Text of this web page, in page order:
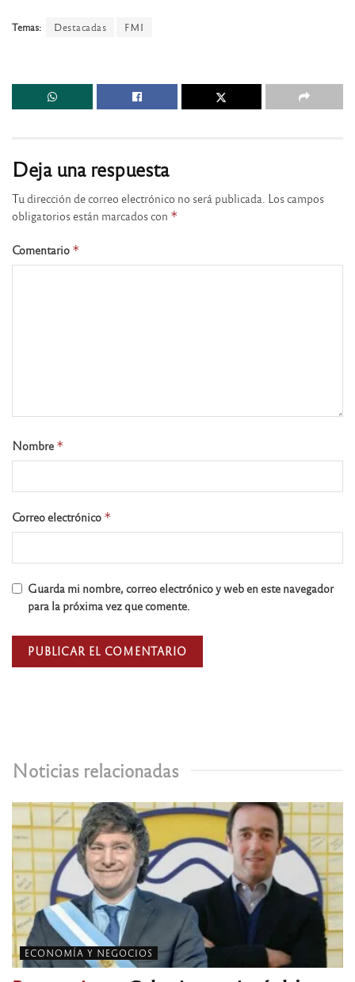
Temas: Destacadas FMI
Noticias relacionadas
ECONOMÍA Y NEGOCIOS
Deja una respuesta
Tu dirección de correo electrónico no será publicada. Los campos
obligatorios están marcados con *
Comentario *
Nombre *
Correo electrónico *
Guarda mi nombre, correo electrónico y web en este navegador
para la próxima vez que comente.